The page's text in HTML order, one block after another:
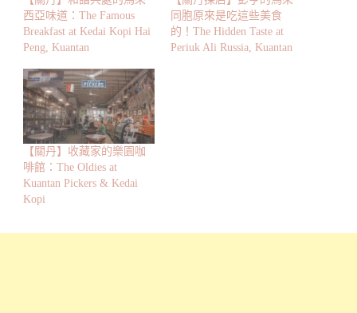
西亞味道：The Famous
Breakfast at Kedai Kopi Hai
Peng, Kuantan
同胞原來是吃這些美食
的！The Hidden Taste at
Periuk Ali Russia, Kuantan
【關丹】收藏家的樂園咖
啡館：The Oldies at
Kuantan Pickers & Kedai
Kopi